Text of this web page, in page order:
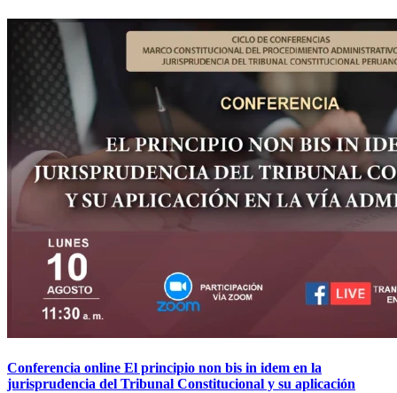
Conferencia online El principio non bis in idem en la
jurisprudencia del Tribunal Constitucional y su aplicación